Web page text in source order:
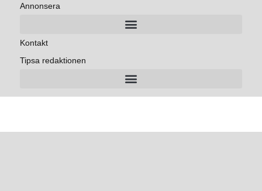
Annonsera
Kontakt
Tipsa redaktionen